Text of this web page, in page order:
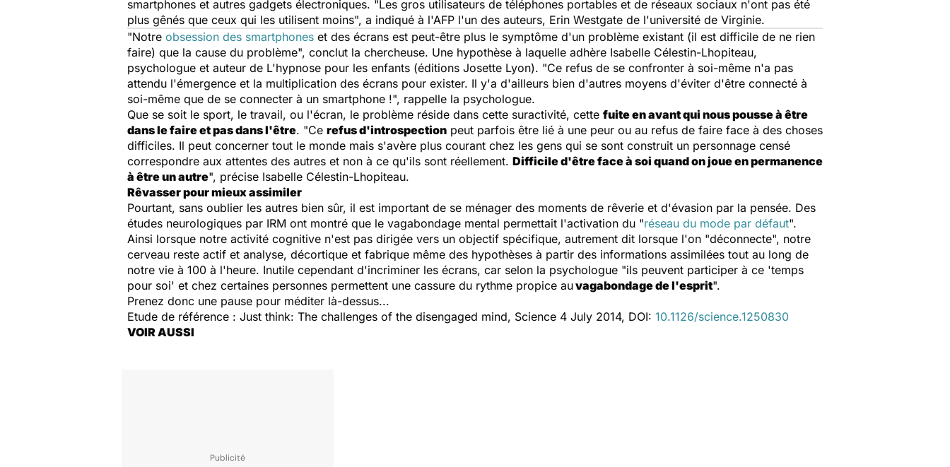
smartphones et autres gadgets électroniques. "Les gros utilisateurs de téléphones portables et de réseaux sociaux n'ont pas été
plus gênés que ceux qui les utilisent moins", a indiqué à l'AFP l'un des auteurs, Erin Westgate de l'université de Virginie.
"Notre obsession des smartphones et des écrans est peut-être plus le symptôme d'un problème existant (il est difficile de ne rien
faire) que la cause du problème", conclut la chercheuse. Une hypothèse à laquelle adhère Isabelle Célestin-Lhopiteau,
psychologue et auteur de L'hypnose pour les enfants (éditions Josette Lyon). "Ce refus de se confronter à soi-même n'a pas
attendu l'émergence et la multiplication des écrans pour exister. Il y'a d'ailleurs bien d'autres moyens d'éviter d'être connecté à
soi-même que de se connecter à un smartphone !", rappelle la psychologue.
Que se soit le sport, le travail, ou l'écran, le problème réside dans cette suractivité, cette fuite en avant qui nous pousse à être
dans le faire et pas dans l'être. "Ce refus d'introspection peut parfois être lié à une peur ou au refus de faire face à des choses
difficiles. Il peut concerner tout le monde mais s'avère plus courant chez les gens qui se sont construit un personnage censé
correspondre aux attentes des autres et non à ce qu'ils sont réellement. Difficile d'être face à soi quand on joue en permanence
à être un autre", précise Isabelle Célestin-Lhopiteau.
Rêvasser pour mieux assimiler
Pourtant, sans oublier les autres bien sûr, il est important de se ménager des moments de rêverie et d'évasion par la pensée. Des
études neurologiques par IRM ont montré que le vagabondage mental permettait l'activation du "réseau du mode par défaut".
Ainsi lorsque notre activité cognitive n'est pas dirigée vers un objectif spécifique, autrement dit lorsque l'on "déconnecte", notre
cerveau reste actif et analyse, décortique et fabrique même des hypothèses à partir des informations assimilées tout au long de
notre vie à 100 à l'heure. Inutile cependant d'incriminer les écrans, car selon la psychologue "ils peuvent participer à ce 'temps
pour soi' et chez certaines personnes permettent une cassure du rythme propice auvagabondage de l'esprit".
Prenez donc une pause pour méditer là-dessus...
Etude de référence : Just think: The challenges of the disengaged mind, Science 4 July 2014, DOI: 10.1126/science.1250830
VOIR AUSSI